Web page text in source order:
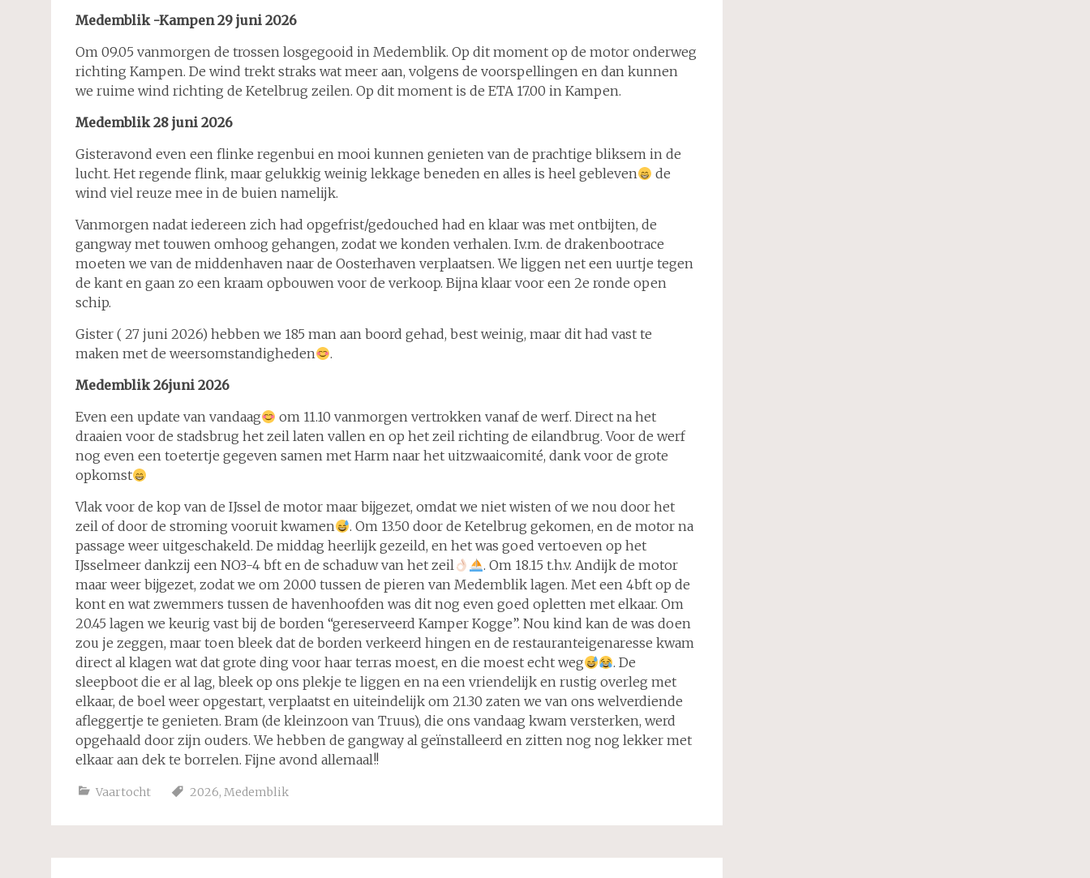
Medemblik -Kampen 29 juni 2026
Om 09.05 vanmorgen de trossen losgegooid in Medemblik. Op dit moment op de motor onderweg
richting Kampen. De wind trekt straks wat meer aan, volgens de voorspellingen en dan kunnen
we ruime wind richting de Ketelbrug zeilen. Op dit moment is de ETA 17.00 in Kampen.
Medemblik 28 juni 2026
Gisteravond even een flinke regenbui en mooi kunnen genieten van de prachtige bliksem in de
lucht. Het regende flink, maar gelukkig weinig lekkage beneden en alles is heel gebleven
de
wind viel reuze mee in de buien namelijk.
Vanmorgen nadat iedereen zich had opgefrist/gedouched had en klaar was met ontbijten, de
gangway met touwen omhoog gehangen, zodat we konden verhalen. I.v.m. de drakenbootrace
moeten we van de middenhaven naar de Oosterhaven verplaatsen. We liggen net een uurtje tegen
de kant en gaan zo een kraam opbouwen voor de verkoop. Bijna klaar voor een 2e ronde open
schip.
Gister ( 27 juni 2026) hebben we 185 man aan boord gehad, best weinig, maar dit had vast te
maken met de weersomstandigheden
.
Medemblik 26juni 2026
Even een update van vandaag
om 11.10 vanmorgen vertrokken vanaf de werf. Direct na het
draaien voor de stadsbrug het zeil laten vallen en op het zeil richting de eilandbrug. Voor de werf
nog even een toetertje gegeven samen met Harm naar het uitzwaaicomité, dank voor de grote
opkomst
Vlak voor de kop van de IJssel de motor maar bijgezet, omdat we niet wisten of we nou door het
zeil of door de stroming vooruit kwamen
. Om 13.50 door de Ketelbrug gekomen, en de motor na
passage weer uitgeschakeld. De middag heerlijk gezeild, en het was goed vertoeven op het
IJsselmeer dankzij een NO3-4 bft en de schaduw van het zeil
. Om 18.15 t.h.v. Andijk de motor
maar weer bijgezet, zodat we om 20.00 tussen de pieren van Medemblik lagen. Met een 4bft op de
kont en wat zwemmers tussen de havenhoofden was dit nog even goed opletten met elkaar. Om
20.45 lagen we keurig vast bij de borden “gereserveerd Kamper Kogge”. Nou kind kan de was doen
zou je zeggen, maar toen bleek dat de borden verkeerd hingen en de restauranteigenaresse kwam
direct al klagen wat dat grote ding voor haar terras moest, en die moest echt weg
. De
sleepboot die er al lag, bleek op ons plekje te liggen en na een vriendelijk en rustig overleg met
elkaar, de boel weer opgestart, verplaatst en uiteindelijk om 21.30 zaten we van ons welverdiende
afleggertje te genieten. Bram (de kleinzoon van Truus), die ons vandaag kwam versterken, werd
opgehaald door zijn ouders. We hebben de gangway al geïnstalleerd en zitten nog nog lekker met
elkaar aan dek te borrelen. Fijne avond allemaal!!
Vaartocht 2026, Medemblik